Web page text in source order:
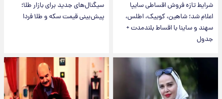
شرایط تازه فروش اقساطی سایپا
اعلام شد؛ شاهین، کوییک، اطلس،
سهند و ساینا با اقساط بلندمدت +
جدول
سیگنال‌های جدید برای بازار طلا؛
پیش‌بینی قیمت سکه و طلا فردا